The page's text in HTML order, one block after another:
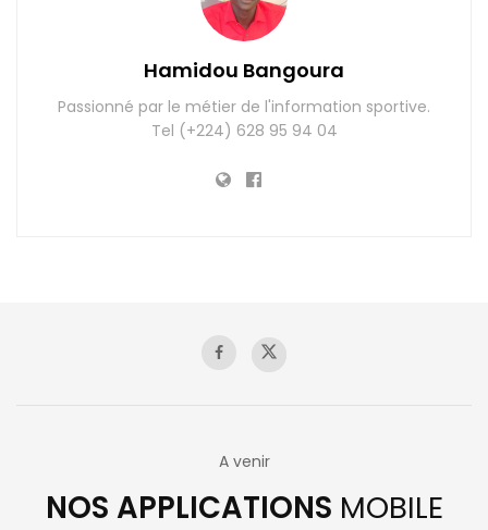
Hamidou Bangoura
Passionné par le métier de l'information sportive.
Tel (+224) 628 95 94 04
A venir
NOS APPLICATIONS MOBILE